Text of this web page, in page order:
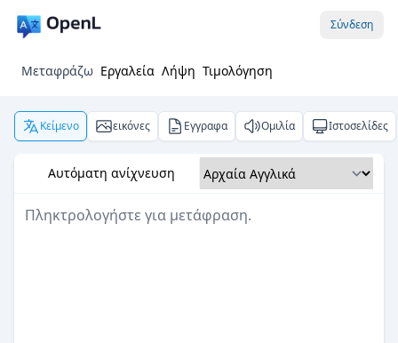
Σύνδεση
Μεταφράζω Εργαλεία Λήψη Τιμολόγηση
Κείμενο εικόνες Εγγραφα Ομιλία Ιστοσελίδες
Αυτόματη ανίχνευση